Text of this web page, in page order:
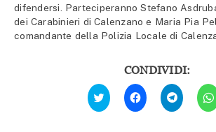
difendersi. Parteciperanno Stefano
dei Carabinieri di Calenzano e Maria Pia
comandante della Polizia Locale di
CONDIVIDI:
Fai
clic
qui
Fai
clic
per
condividere
Fai
clic
per